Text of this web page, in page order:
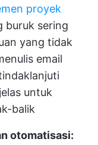
proyek
buruk sering
yang tidak
email
untuk
balik
otomatisasi: